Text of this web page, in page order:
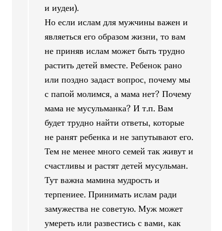
и иудеи).
Но если ислам для мужчины важен и
являеться его образом жизни, то вам
не приняв ислам может быть трудно
растить детей вместе. Ребенок рано
или поздно задаст вопрос, почему мы
с папой молимся, а мама нет? Почему
мама не мусульманка? И т.п. Вам
будет трудно найти ответы, которые
не ранят ребенка и не запутывают его.
Тем не менее много семей так живут и
счастливы и растят детей мусульман.
Тут важна мамина мудрость и
терпениее. Принимать ислам ради
замужества не советую. Муж может
умереть или развестись с вами, как